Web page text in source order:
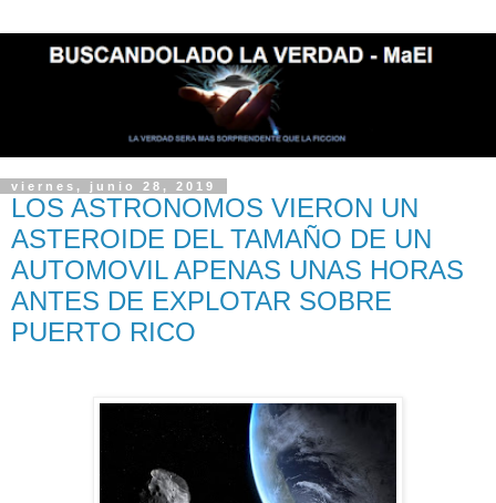
viernes, junio 28, 2019
LOS ASTRONOMOS VIERON UN
ASTEROIDE DEL TAMAÑO DE UN
AUTOMOVIL APENAS UNAS HORAS
ANTES DE EXPLOTAR SOBRE
PUERTO RICO